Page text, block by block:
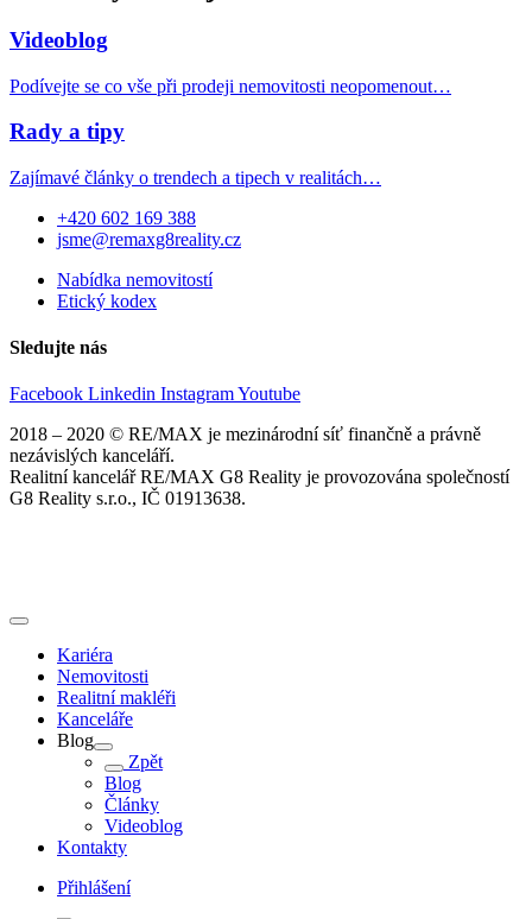
Videoblog
Podívejte se co vše při prodeji nemovitosti neopomenout…
Rady a tipy
Zajímavé články o trendech a tipech v realitách…
+420 602 169 388
jsme@remaxg8reality.cz
Nabídka nemovitostí
Etický kodex
Sledujte nás
Facebook Linkedin InstagramYoutube
2018 – 2020 © RE/MAX je mezinárodní síť finančně a právně
nezávislých kanceláří.
Realitní kancelář RE/MAX G8 Reality je provozována společností
G8 Reality s.r.o., IČ 01913638.
Kariéra
Nemovitosti
Realitní makléři
Kanceláře
Blog
Zpět
Blog
Články
Videoblog
Kontakty
Přihlášení